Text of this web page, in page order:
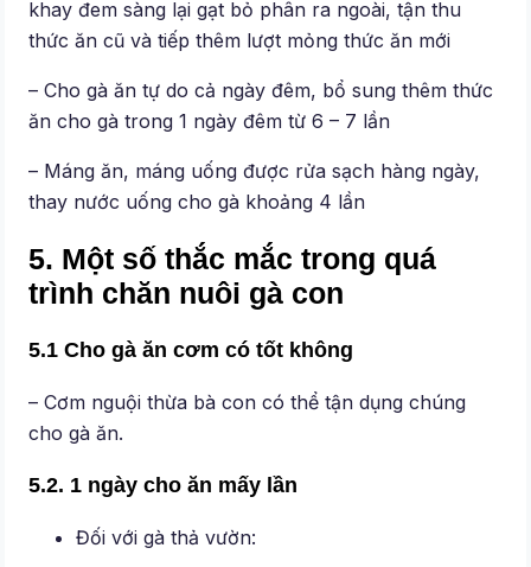
khay đem sàng lại gạt bỏ phân ra ngoài, tận thu
thức ăn cũ và tiếp thêm lượt mỏng thức ăn mới
– Cho gà ăn tự do cả ngày đêm, bổ sung thêm thức
ăn cho gà trong 1 ngày đêm từ 6 – 7 lần
– Máng ăn, máng uống được rửa sạch hàng ngày,
thay nước uống cho gà khoảng 4 lần
5. Một số thắc mắc trong quá
trình chăn nuôi gà con
5.1 Cho gà ăn cơm có tốt không
– Cơm nguội thừa bà con có thể tận dụng chúng
cho gà ăn.
5.2. 1 ngày cho ăn mấy lần
Đối với gà thả vườn: